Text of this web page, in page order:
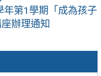
年第1學期「成為孩子
辦理通知